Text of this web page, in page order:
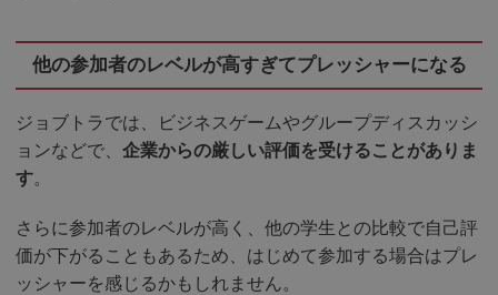
他の参加者のレベルが高すぎてプレッシャーになる
ジョブトラでは、ビジネスゲームやグループディスカッシ
ョンなどで、 企業からの厳しい評価を受けることがありま
す。
さらに参加者のレベルが高く、他の学生との比較で自己評
価が下がることもあるため、はじめて参加する場合はプレ
ッシャーを感じるかもしれません。